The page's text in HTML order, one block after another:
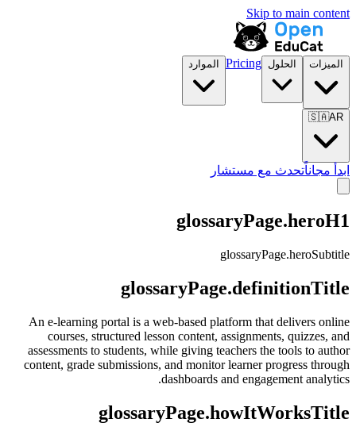
Skip to main content
الميزات الحلول Pricing الموارد
🇸🇦AR
ابدأ مجاناًتحدث مع مستشار
glossaryPage.heroH1
glossaryPage.heroSubtitle
glossaryPage.definitionTitle
An e-learning portal is a web-based platform that delivers online
courses, structured lesson content, assignments, quizzes, and
assessments to students, while giving teachers the tools to author
content, grade submissions, and monitor learner progress through
dashboards and engagement analytics.
glossaryPage.howItWorksTitle